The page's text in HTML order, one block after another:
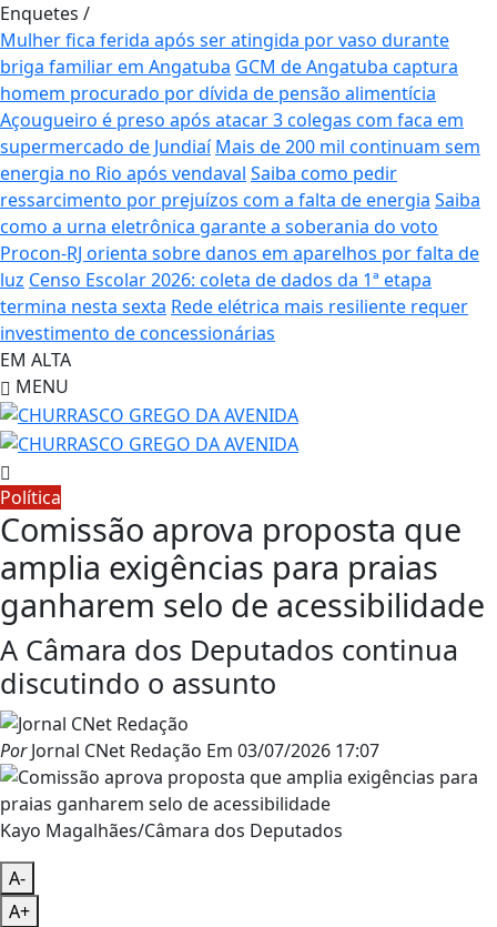
Enquetes /
Mulher fica ferida após ser atingida por vaso durante
briga familiar em Angatuba GCM de Angatuba captura
homem procurado por dívida de pensão alimentícia
Açougueiro é preso após atacar 3 colegas com faca em
supermercado de Jundiaí Mais de 200 mil continuam sem
energia no Rio após vendaval Saiba como pedir
ressarcimento por prejuízos com a falta de energia Saiba
como a urna eletrônica garante a soberania do voto
Procon-RJ orienta sobre danos em aparelhos por falta de
luz Censo Escolar 2026: coleta de dados da 1ª etapa
termina nesta sexta Rede elétrica mais resiliente requer
investimento de concessionárias
EM ALTA
MENU
Política
Comissão aprova proposta que
amplia exigências para praias
ganharem selo de acessibilidade
A Câmara dos Deputados continua
discutindo o assunto
PorJornal CNet Redação Em 03/07/2026 17:07
Kayo Magalhães/Câmara dos Deputados
A-
A+